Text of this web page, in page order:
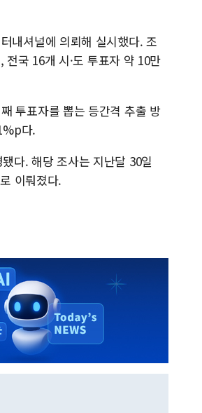
내셔널에 의뢰해 실시했다. 조
국 16개 시·도 투표자 약 10만
투표자를 뽑는 등간격 추출 방
다.
다. 해당 조사는 지난달 30일
이뤄졌다.